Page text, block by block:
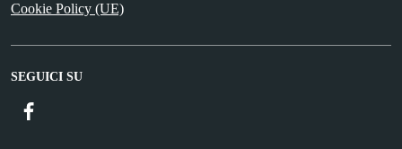
Cookie Policy (UE)
SEGUICI SU